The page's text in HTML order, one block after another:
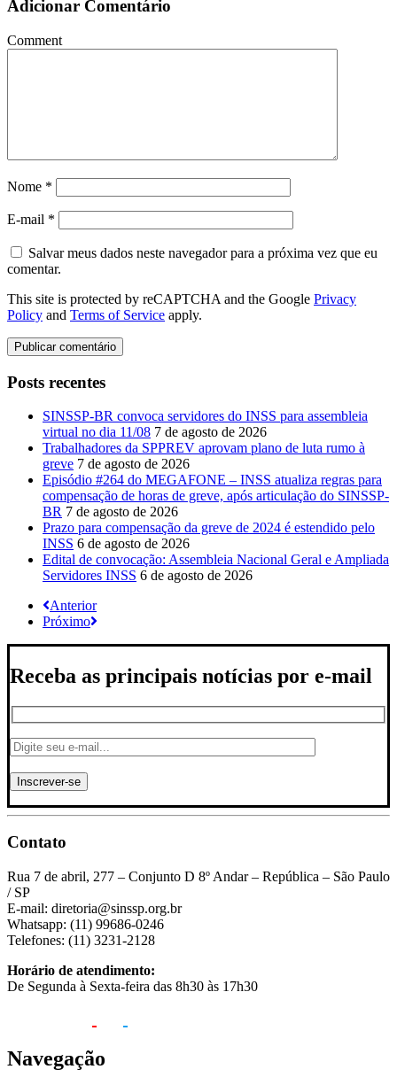
Adicionar Comentário
Comment
Nome *
E-mail *
Salvar meus dados neste navegador para a próxima vez que eu
comentar.
This site is protected by reCAPTCHA and the Google Privacy
Policy and Terms of Service apply.
Posts recentes
SINSSP-BR convoca servidores do INSS para assembleia
virtual no dia 11/08 7 de agosto de 2026
Trabalhadores da SPPREV aprovam plano de luta rumo à
greve 7 de agosto de 2026
Episódio #264 do MEGAFONE – INSS atualiza regras para
compensação de horas de greve, após articulação do SINSSP-
BR 7 de agosto de 2026
Prazo para compensação da greve de 2024 é estendido pelo
INSS 6 de agosto de 2026
Edital de convocação: Assembleia Nacional Geral e Ampliada
Servidores INSS 6 de agosto de 2026
Anterior
Próximo
Receba as principais notícias por e-mail
Contato
Rua 7 de abril, 277 – Conjunto D 8º Andar – República – São Paulo
/ SP
E-mail: diretoria@sinssp.org.br
Whatsapp: (11) 99686-0246
Telefones: (11) 3231-2128
Horário de atendimento:
De Segunda à Sexta-feira das 8h30 às 17h30
Navegação